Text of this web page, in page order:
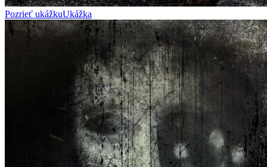
Pozrieť ukážkuUkážka